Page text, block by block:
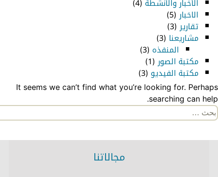
الأخبار والأنشطة (4)
الاخبار(5)
تقارير(3)
مشاريعنا (3)
المنفذه (3)
مكتبة الصور(1)
مكتبة الفيديو (3)
It seems we can’t find what you’re looking for. Perhaps
searching can help.
البحث
عن:
مجالاتنا